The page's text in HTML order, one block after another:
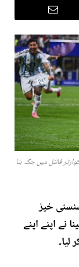
فائنل میں جگہ بنا
خیز
نے اپنے اپنے